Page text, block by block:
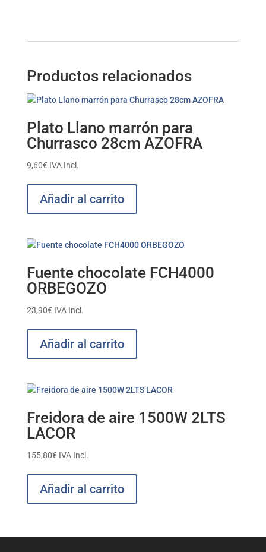
Productos relacionados
Plato Llano marrón para
Churrasco 28cm AZOFRA
9,60€ IVA Incl.
Añadir al carrito
Fuente chocolate FCH4000
ORBEGOZO
23,90€ IVA Incl.
Añadir al carrito
Freidora de aire 1500W 2LTS
LACOR
155,80€ IVA Incl.
Añadir al carrito